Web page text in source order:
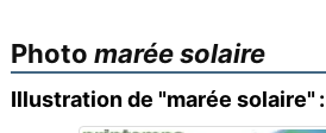
Photo marée solaire
Illustration de "marée solaire" :